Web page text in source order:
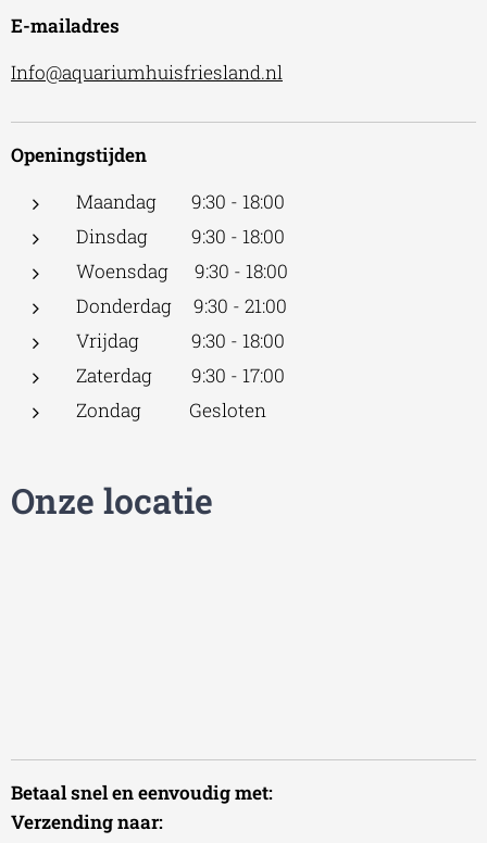
E-mailadres
Info@aquariumhuisfriesland.nl
Openingstijden
Maandag 9:30 - 18:00
Dinsdag 9:30 - 18:00
Woensdag 9:30 - 18:00
Donderdag 9:30 - 21:00
Vrijdag 9:30 - 18:00
Zaterdag 9:30 - 17:00
Zondag Gesloten
Onze locatie
Betaal snel en eenvoudig met:
Verzending naar: